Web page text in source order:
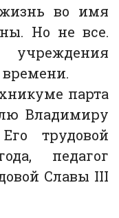
во имя
Но не все.
учреждения
парта
Владимиру
трудовой
педагог
Славы III